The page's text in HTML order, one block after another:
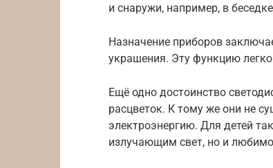
и снаружи, например, в
Назначение приборов
украшения. Эту функцию
Ещё одно достоинство
расцветок. К тому же они не
электроэнергию. Для детей
излучающим свет, но и